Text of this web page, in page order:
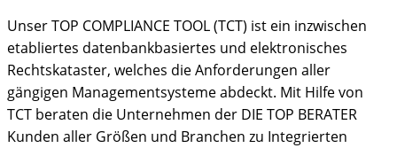
Unser TOP COMPLIANCE TOOL (TCT) ist ein inzwischen
etabliertes datenbankbasiertes und elektronisches
Rechtskataster, welches die Anforderungen aller
gängigen Managementsysteme abdeckt. Mit Hilfe von
TCT beraten die Unternehmen der DIE TOP BERATER
Kunden aller Größen und Branchen zu Integrierten